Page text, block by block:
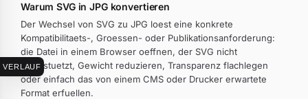
VERLAUF
Warum SVG in JPG konvertieren
Der Wechsel von SVG zu JPG loest eine konkrete
Kompatibilitaets-, Groessen- oder Publikationsanforderung:
die Datei in einem Browser oeffnen, der SVG nicht
unterstuetzt, Gewicht reduzieren, Transparenz flachlegen
oder einfach das von einem CMS oder Drucker erwartete
Format erfuellen.